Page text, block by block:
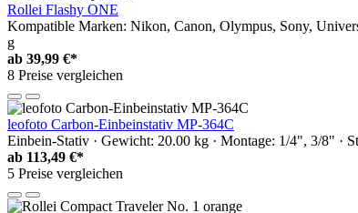
Rollei Flashy ONE
Kompatible Marken: Nikon, Canon, Olympus, Sony,
g
ab 39,99 €*
8 Preise vergleichen
leofoto Carbon-Einbeinstativ MP-364C
Einbein-Stativ · Gewicht: 20.00 kg · Montage: 1/4", 3/8" ·
ab 113,49 €*
5 Preise vergleichen